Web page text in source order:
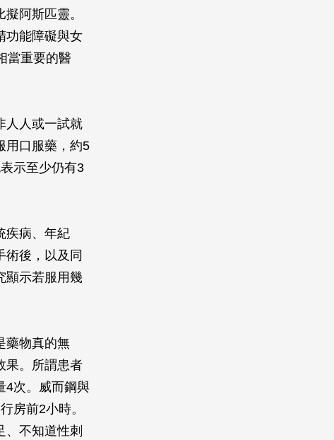
阿斯匹靈。
功能障礙與女
當重要的醫
人人或一試就
用口服藥，約5
示至少仍有3
疾病、年紀
術後，以及同
顯示若服用幾
藥物真的無
果。所謂患者
4次。威而鋼與
房前2小時。
不知道性刺